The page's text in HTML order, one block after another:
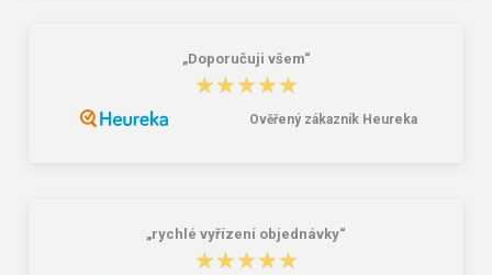
„Doporučuji všem“
★★★★★
★★★★★
Ověřený zákazník Heureka
„rychlé vyřízení objednávky“
★★★★★
★★★★★